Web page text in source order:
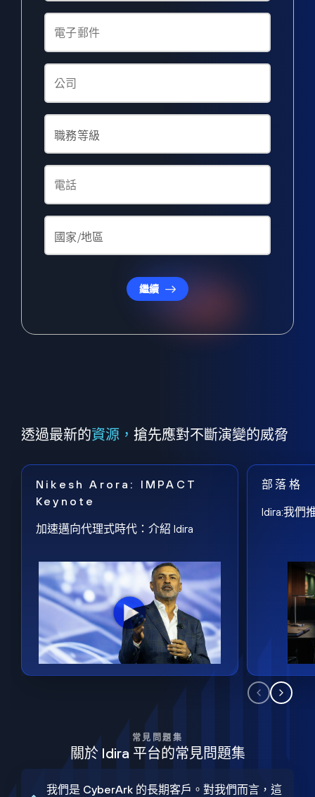
繼續
透過最新的資源， 搶先應對不斷演變的威脅
Nikesh Arora: IMPACT
Keynote
加速邁向代理式時代：介紹 Idira
部落格
Idira:我們
常見問題集
關於 Idira 平台的常見問題集
我們是 CyberArk 的長期客戶。對我們而言，這